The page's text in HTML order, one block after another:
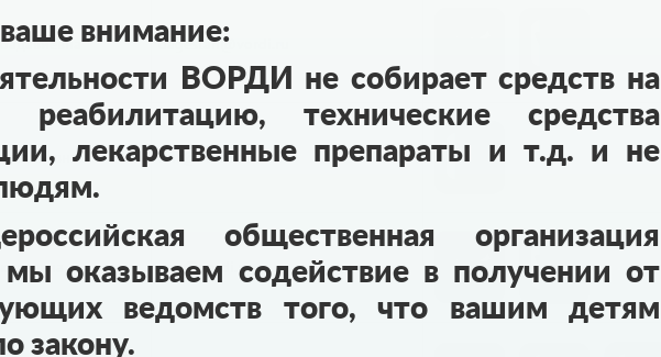
dagestan@vordi.ru
dnr@vordi.ru
eao@vordi.ru
внимание:
ВОРДИ не собирает средств на
технические средства
лекарственные препараты и т.д. и не
общественная организация
мы оказываем содействие в получении от
ведомств того, что вашим детям
закону.